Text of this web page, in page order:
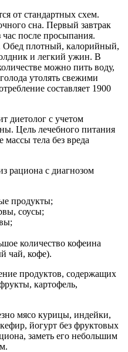
от стандартных схем.
сна. Первый завтрак
после просыпания.
Обед плотный, калорийный,
и легкий ужин. В
можно пить воду,
утолять свежими
составляет 1900
диетолог с учетом
Цель лечебного питания
тела без вреда
рациона с диагнозом
продукты;
соусы;
количество кофеина
чай, кофе).
продуктов, содержащих
картофель,
мясо курицы, индейки,
йогурт без фруктовых
заметь его небольшим